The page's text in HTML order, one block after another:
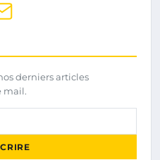
derniers articles
mail.